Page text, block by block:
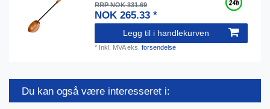
RRP NOK 331.69
NOK 265.33 *
Legg til i handlekurven
* Inkl. MVAeks.forsendelse
Du kan også være interesseret i: